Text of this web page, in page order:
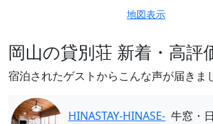
地図表示
岡山の貸別荘 新着・高評
宿泊されたゲストからこんな声が届きま
HINASTAY-HINASE- 牛窓・